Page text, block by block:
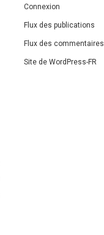
Connexion
Flux des publications
Flux des commentaires
Site de WordPress-FR